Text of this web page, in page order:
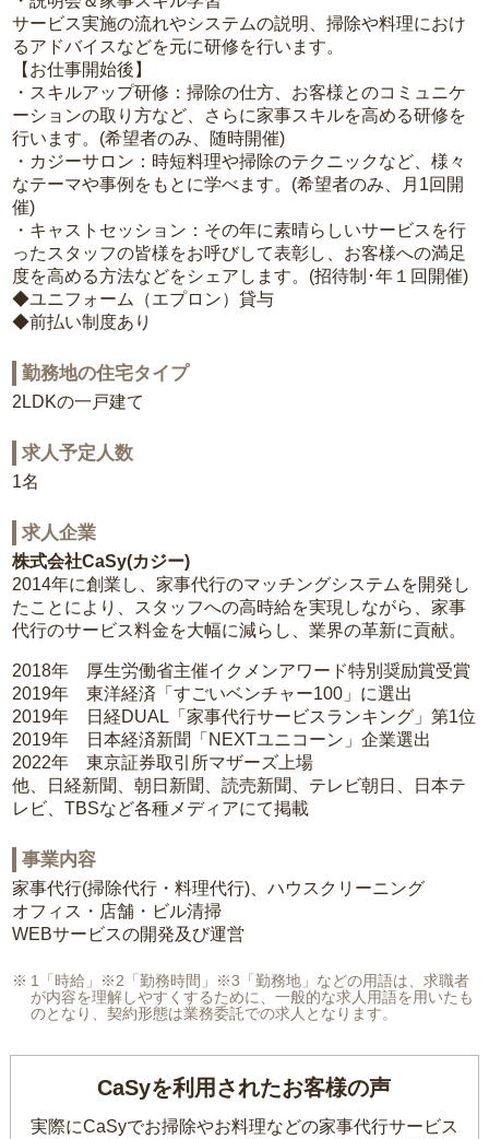
サービス実施の流れやシステムの説明、掃除や料理におけ
るアドバイスなどを元に研修を行います。
【お仕事開始後】
・スキルアップ研修：掃除の仕方、お客様とのコミュニケ
ーションの取り方など、さらに家事スキルを高める研修を
行います。(希望者のみ、随時開催)
・カジーサロン：時短料理や掃除のテクニックなど、様々
なテーマや事例をもとに学べます。(希望者のみ、月1回開
催)
・キャストセッション：その年に素晴らしいサービスを行
ったスタッフの皆様をお呼びして表彰し、お客様への満足
度を高める方法などをシェアします。(招待制･年１回開催)
◆ユニフォーム（エプロン）貸与
◆前払い制度あり
勤務地の住宅タイプ
2LDKの一戸建て
求人予定人数
1名
求人企業
株式会社CaSy(カジー)
2014年に創業し、家事代行のマッチングシステムを開発し
たことにより、スタッフへの高時給を実現しながら、家事
代行のサービス料金を大幅に減らし、業界の革新に貢献。
2018年 厚生労働省主催イクメンアワード特別奨励賞受賞
2019年 東洋経済「すごいベンチャー100」に選出
2019年 日経DUAL「家事代行サービスランキング」第1位
2019年 日本経済新聞「NEXTユニコーン」企業選出
2022年 東京証券取引所マザーズ上場
他、日経新聞、朝日新聞、読売新聞、テレビ朝日、日本テ
レビ、TBSなど各種メディアにて掲載
事業内容
家事代行(掃除代行・料理代行)、ハウスクリーニング
オフィス・店舗・ビル清掃
WEBサービスの開発及び運営
1「時給」※2「勤務時間」※3「勤務地」などの用語は、求職者
が内容を理解しやすくするために、一般的な求人用語を用いたも
のとなり、契約形態は業務委託での求人となります。
CaSyを利用されたお客様の声
実際にCaSyでお掃除やお料理などの家事代行サービス